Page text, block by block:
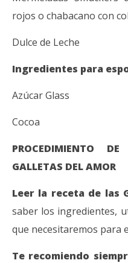
rojos o chabacano con
Dulce de Leche
Ingredientes para
Azúcar Glass
Cocoa
PROCEDIMIENTO
GALLETAS DEL AMOR
Leer la receta de las
saber los ingredientes,
que necesitaremos para
Te recomiendo